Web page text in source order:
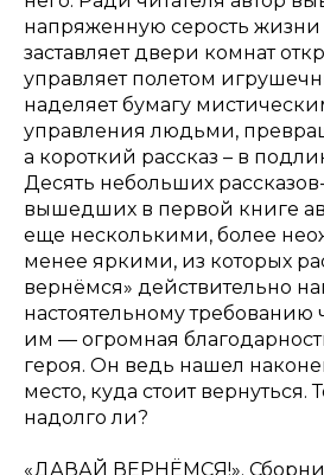
напряженную серость жизни
заставляет двери комнат
управляет полетом
наделяет бумагу
управления людьми,
а короткий рассказ – в
Десять небольших
вышедших в первой книге
еще несколькими, более
менее яркими, из которых
вернёмся» действительно
настоятельному требованию
им — огромная
героя. Он ведь нашел
место, куда стоит вернуться.
надолго ли?
«ДАВАЙ ВЕРНЁМСЯ!».